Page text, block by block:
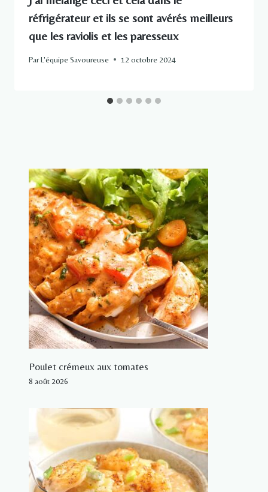
réfrigérateur et ils se sont avérés meilleurs
que les raviolis et les paresseux
ParL'équipe Savoureuse 12 octobre 2024
Poulet crémeux aux tomates
8 août 2026